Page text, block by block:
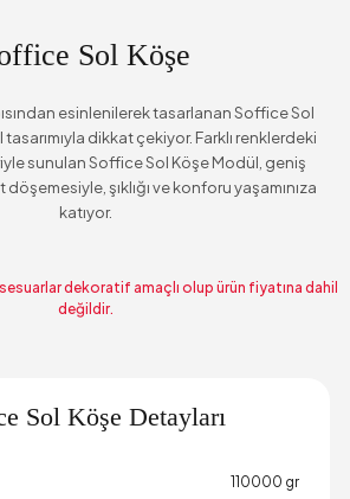
Sol Köşe
esinlenilerek tasarlanan Soffice Sol
dikkat çekiyor. Farklı renklerdeki
sunulan Soffice Sol Köşe Modül, geniş
şıklığı ve konforu yaşamınıza
katıyor.
dekoratif amaçlı olup ürün fiyatına dahil
değildir.
Sol Köşe Detayları
110000 gr